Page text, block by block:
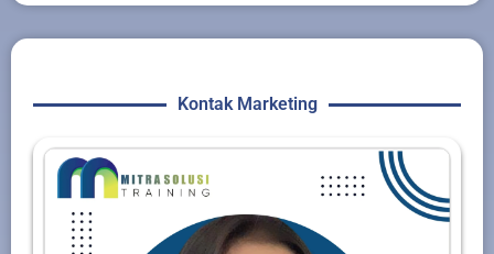
Kontak Marketing